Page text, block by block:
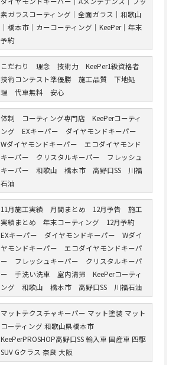
素ガラスコーティング｜全面ガラス｜和歌山
｜橋本市｜カーコーティング｜KeePer｜年末
予約
こだわり 理念 技術力 KeePer1級資格者
技術コンテスト準優勝 施工品質 下地処
理 代車無料 安心
体制 コーティング専門店 KeePerコーティ
ング EXキーパー ダイヤモンドキーパー
Wダイヤモンドキーパー エコダイヤモンド
キーパー クリスタルキーパー フレッシュ
キーパー 和歌山 橋本市 高野口SS 川福
石油
11月施工実績 月間まとめ 12月予告 施工
実績まとめ 年末コーティング 12月予約
EXキーパー ダイヤモンドキーパー Wダイ
ヤモンドキーパー エコダイヤモンドキーパ
ー フレッシュキーパー クリスタルキーパ
ー 手洗い洗車 室内清掃 KeePerコーティ
ング 和歌山 橋本市 高野口SS 川福石油
マットテクスチャキーパー マット塗装 マット
コーティング 和歌山県橋本市
KeePerPROSHOP高野口SS 輸入車 国産車 四駆
SUV Gクラス 奈良 大阪